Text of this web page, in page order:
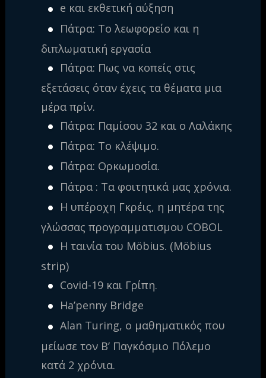
e και εκθετική αύξηση
Πάτρα: Το λεωφορείο και η
διπλωματική εργασία
Πάτρα: Πως να κοπείς στις
εξετάσεις όταν έχεις τα θέματα μια
μέρα πρίν.
Πάτρα: Παμίσου 32 και ο Λαλάκης
Πάτρα: Το κλέψιμο.
Πάτρα: Ορκωμοσία.
Πάτρα : Τα φοιτητικά μας χρόνια.
Η υπέροχη Γκρέις, η μητέρα της
γλώσσας προγραμματισμου COBOL
Η ταινία του Möbius. (Möbius
strip)
Covid-19 και Γρίπη.
Ha’penny Bridge
Alan Turing, ο μαθηματικός που
μείωσε τον Β’ Παγκόσμιο Πόλεμο
κατά 2 χρόνια.